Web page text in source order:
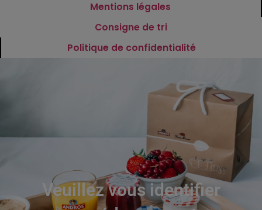
Mentions légales
Consigne de tri
Politique de confidentialité
Veuillez vous identifier